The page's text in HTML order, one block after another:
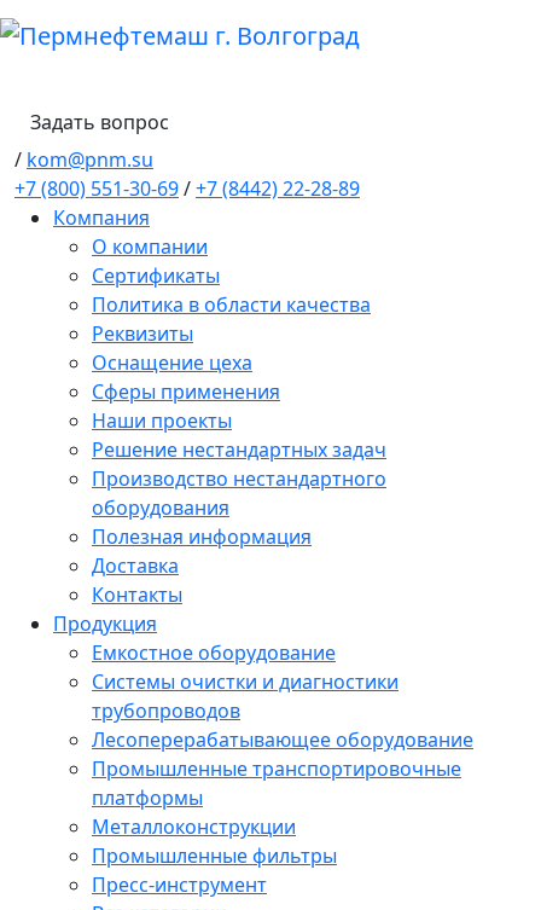
Задать вопрос
/ kom@pnm.su
+7 (800) 551-30-69/+7 (8442) 22-28-89
Компания
О компании
Сертификаты
Политика в области качества
Реквизиты
Оснащение цеха
Сферы применения
Наши проекты
Решение нестандартных задач
Производство нестандартного
оборудования
Полезная информация
Доставка
Контакты
Продукция
Емкостное оборудование
Системы очистки и диагностики
трубопроводов
Лесоперерабатывающее оборудование
Промышленные транспортировочные
платформы
Металлоконструкции
Промышленные фильтры
Пресс-инструмент